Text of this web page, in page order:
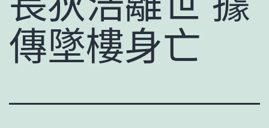
傳墜樓身亡